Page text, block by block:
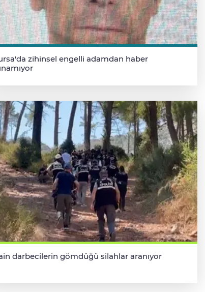
zihinsel engelli adamdan haber
darbecilerin gömdüğü silahlar aranıyor